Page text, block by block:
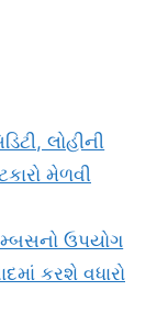
લોહીની
મેળવી
ઉપયોગ
કરશે વધારો